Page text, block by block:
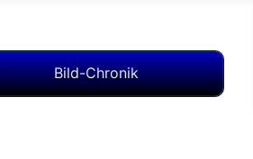
Bild-Chronik